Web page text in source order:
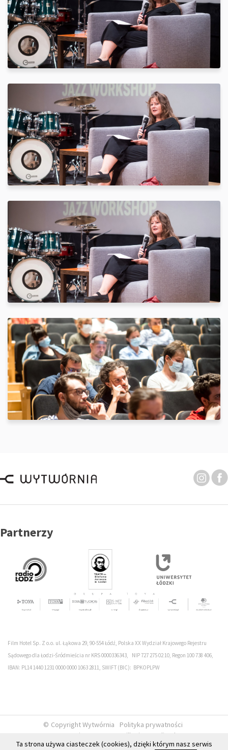
Partnerzy
Film Hotel Sp. Z o.o. ul. Łąkowa 29, 90-554 Łódź, Polska XX Wydział Krajowego Rejestru
Sądowego dla Łodzi-Śródmieścia nr KRS 0000336343, NIP 727 275 02 10, Regon 100 738 406,
IBAN: PL14 1440 1231 0000 0000 1063 2811, SWIFT (BIC): BPKOPLPW
Copyright Wytwórnia
Polityka prywatności
Tworzenie stron www
milleniumstudio.pl
Ta strona używa ciasteczek (cookies), dzięki którym nasz serwis